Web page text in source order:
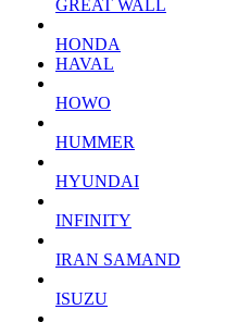
GREAT WALL
HONDA
HAVAL
HOWO
HUMMER
HYUNDAI
INFINITY
IRAN SAMAND
ISUZU